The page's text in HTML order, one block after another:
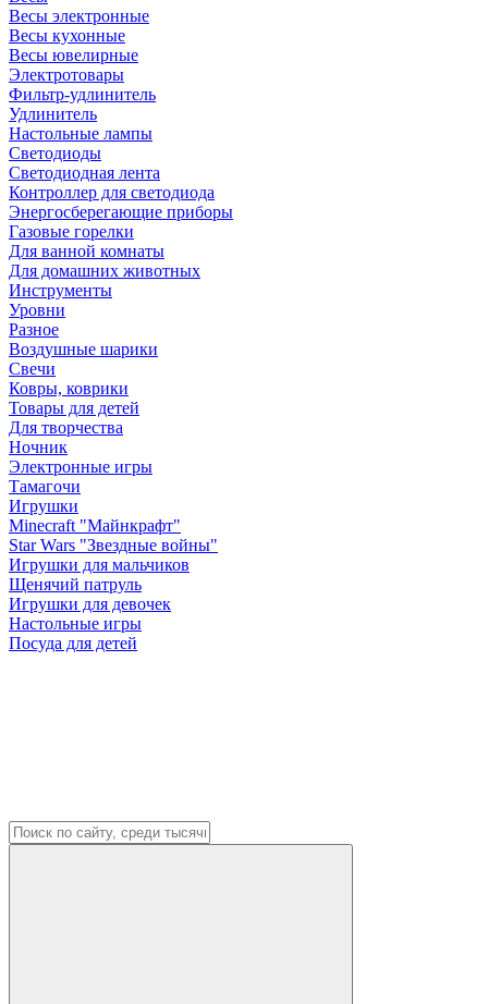
Весы электронные
Весы кухонные
Весы ювелирные
Электротовары
Фильтр-удлинитель
Удлинитель
Настольные лампы
Светодиоды
Светодиодная лента
Контроллер для светодиода
Энергосберегающие приборы
Газовые горелки
Для ванной комнаты
Для домашних животных
Инструменты
Уровни
Разное
Воздушные шарики
Свечи
Ковры, коврики
Товары для детей
Для творчества
Ночник
Электронные игры
Тамагочи
Игрушки
Minecraft "Майнкрафт"
Star Wars "Звездные войны"
Игрушки для мальчиков
Щенячий патруль
Игрушки для девочек
Настольные игры
Посуда для детей